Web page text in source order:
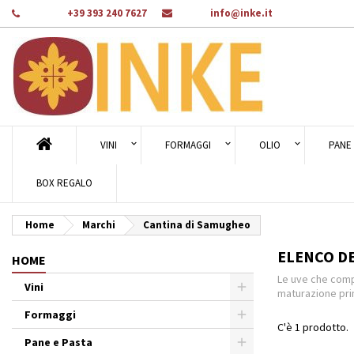
+39 393 240 7627 info@inke.it
VINI FORMAGGI OLIO PANE
BOX REGALO
Home Marchi Cantina di Samugheo
HOME
Vini
Formaggi
Pane e Pasta
ELENCO
Le uve che
maturazione
C'è 1 prodotto.